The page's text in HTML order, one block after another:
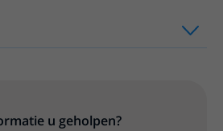
klik om te openen
u geholpen?